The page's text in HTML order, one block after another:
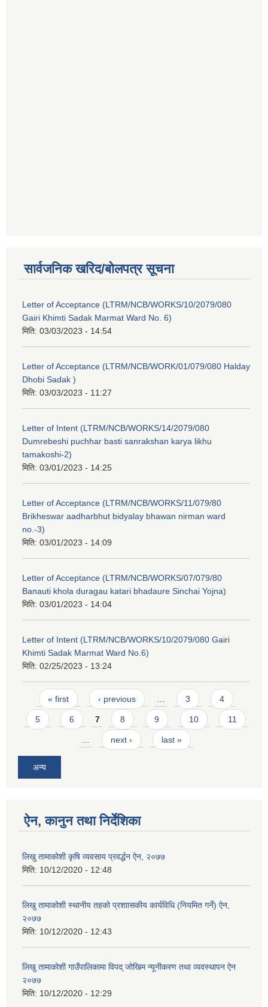
सार्वजनिक खरिद/बोलपत्र सूचना
Letter of Acceptance (LTRM/NCB/WORKS/10/2079/080
Gairi Khimti Sadak Marmat Ward No. 6)
मिति: 03/03/2023 - 14:54
Letter of Acceptance (LTRM/NCB/WORK/01/079/080 Halday
Dhobi Sadak )
मिति: 03/03/2023 - 11:27
Letter of Intent (LTRM/NCB/WORKS/14/2079/080
Dumrebeshi puchhar basti sanrakshan karya likhu
tamakoshi-2)
मिति: 03/01/2023 - 14:25
Letter of Acceptance (LTRM/NCB/WORKS/11/079/80
Brikheswar aadharbhut bidyalay bhawan nirman ward
no.-3)
मिति: 03/01/2023 - 14:09
Letter of Acceptance (LTRM/NCB/WORKS/07/079/80
Banauti khola duragau katari bhadaure Sinchai Yojna)
मिति: 03/01/2023 - 14:04
Letter of Intent (LTRM/NCB/WORKS/10/2079/080 Gairi
Khimti Sadak Marmat Ward No.6)
मिति: 02/25/2023 - 13:24
Pages
« first ‹ previous 3 4
5 6 7 8 9 10 11
next › last »
अन्य
ऐन, कानुन तथा निर्देशिका
लिखु तामाकोशी कृषि व्यवसाय प्रवर्द्धन ऐन, २०७७
मिति: 10/12/2020 - 12:48
लिखु तामाकोशी स्थानीय तहको प्रशाासकीय कार्यविधि (नियमित गर्ने) ऐन,
२०७७
मिति: 10/12/2020 - 12:43
लिखु तामाकोशी गाउँपालिकामा विपद् जोखिम न्यूनीकरण तथा व्यवस्थापन ऐन
२०७७
मिति: 10/12/2020 - 12:29